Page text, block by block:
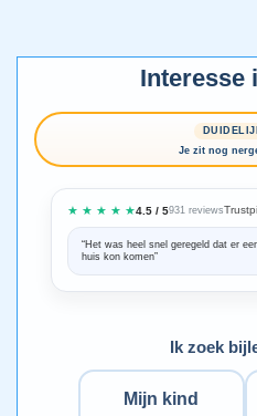
Interesse
Je zit nog
★ ★ ★ ★ ★4.5 / 5931 reviews
“Het was heel snel geregeld dat er
huis kon komen”
Ik zoek
Mijn kind